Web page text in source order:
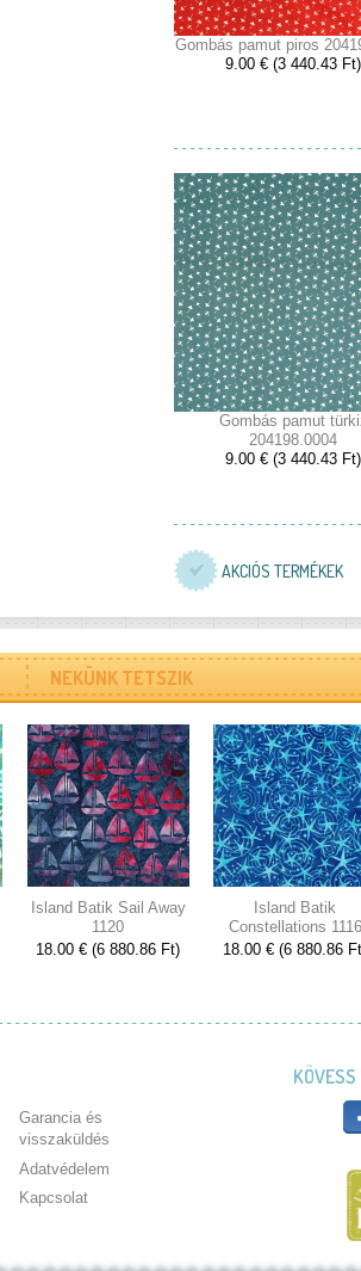
Gombás pamut piros
9.00 € (3 440.43 Ft)
Gombás pamut
204198.0004
9.00 € (3 440.43 Ft)
AKCIÓS TERMÉKEK
NEKÜNK TETSZIK
Island Batik Sail Away
1120
18.00 € (6 880.86 Ft)
Island Batik
Constellations 1116
18.00 € (6 880.86
Garancia és
visszaküldés
Adatvédelem
Kapcsolat